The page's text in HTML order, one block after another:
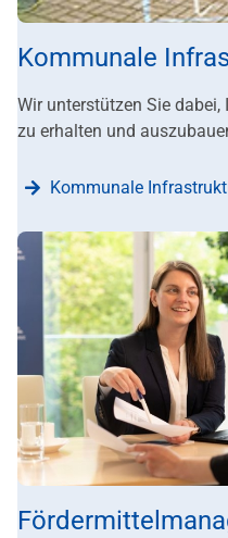
Kommunale
Wir unterstützen Sie
zu erhalten und
Kommunale